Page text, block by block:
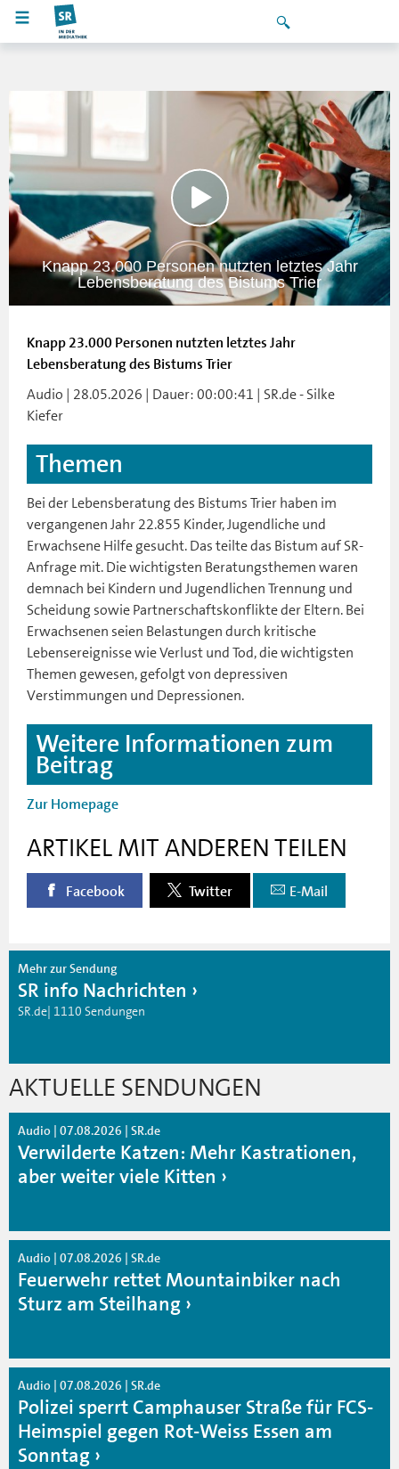
Knapp 23.000 Personen nutzten letztes Jahr
Lebensberatung des Bistums Trier
Knapp 23.000 Personen nutzten letztes Jahr
Lebensberatung des Bistums Trier
Audio | 28.05.2026 | Dauer: 00:00:41 | SR.de - Silke
Kiefer
Themen
Bei der Lebensberatung des Bistums Trier haben im
vergangenen Jahr 22.855 Kinder, Jugendliche und
Erwachsene Hilfe gesucht. Das teilte das Bistum auf SR-
Anfrage mit. Die wichtigsten Beratungsthemen waren
demnach bei Kindern und Jugendlichen Trennung und
Scheidung sowie Partnerschaftskonflikte der Eltern. Bei
Erwachsenen seien Belastungen durch kritische
Lebensereignisse wie Verlust und Tod, die wichtigsten
Themen gewesen, gefolgt von depressiven
Verstimmungen und Depressionen.
Weitere Informationen zum
Beitrag
Zur Homepage
ARTIKEL MIT ANDEREN TEILEN
Facebook Twitter E-Mail
Mehr zur Sendung
SR info Nachrichten
SR.de| 1110 Sendungen
AKTUELLE SENDUNGEN
Audio | 07.08.2026 | SR.de
Verwilderte Katzen: Mehr Kastrationen,
aber weiter viele Kitten
Audio | 07.08.2026 | SR.de
Feuerwehr rettet Mountainbiker nach
Sturz am Steilhang
Audio | 07.08.2026 | SR.de
Polizei sperrt Camphauser Straße für FCS-
Heimspiel gegen Rot-Weiss Essen am
Sonntag